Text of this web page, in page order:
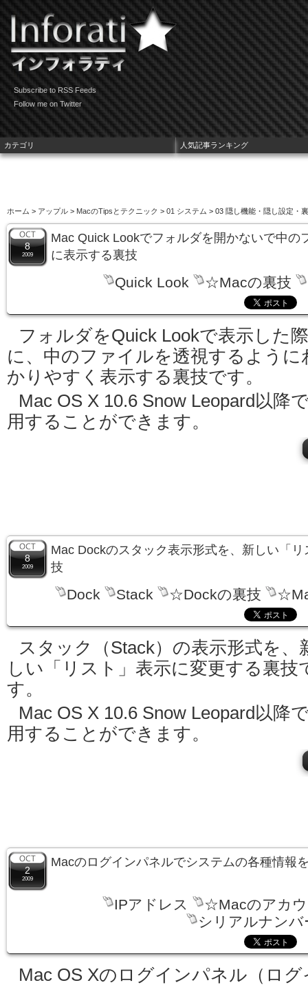
Subscribe to RSS Feeds
Follow me on Twitter
ホーム > アップル > MacのTipsとテクニック > 01 システム > 03 隠し機能・隠し設定・
8
2009
Mac Quick Lookでフォルダを開かないで中の
に表示する裏技
Quick Look ☆Macの裏技
フォルダをQuick Lookで表示した際
に、中のファイルを透視するように
かりやすく表示する裏技です。
Mac OS X 10.6 Snow Leopard以降
用することができます。
8
2009
Mac Dockのスタック表示形式を、新しい「
技
Dock Stack ☆Dockの裏技
スタック（Stack）の表示形式を、
しい「リスト」表示に変更する裏技
す。
Mac OS X 10.6 Snow Leopard以降
用することができます。
2
2009
Macのログインパネルでシステムの各種情報
IPアドレス
☆Macのアカ
シリアルナンバ
Mac OS Xのログインパネル（ログ
カテゴリ 人気記事ランキング